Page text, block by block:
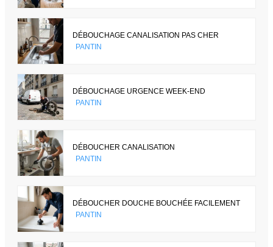
DÉBOUCHAGE CANALISATION PAS CHER
PANTIN
DÉBOUCHAGE URGENCE WEEK-END
PANTIN
DÉBOUCHER CANALISATION
PANTIN
DÉBOUCHER DOUCHE BOUCHÉE FACILEMENT
PANTIN